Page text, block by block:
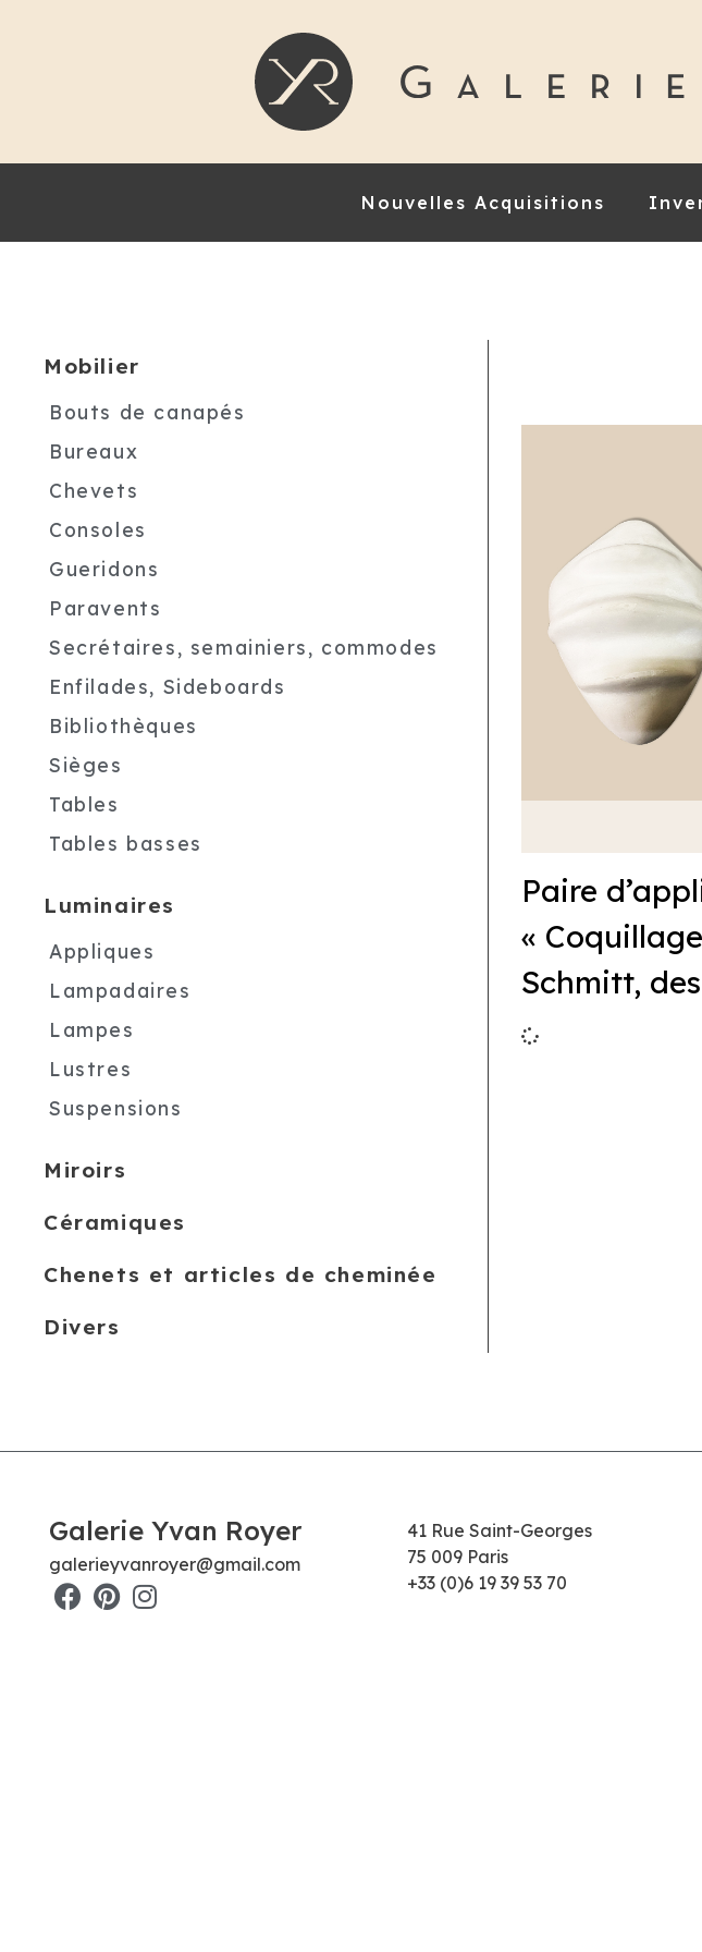
Nouvelles Acquisitions
Mobilier
Bouts de canapés
Bureaux
Chevets
Consoles
Gueridons
Paravents
Secrétaires, semainiers, commodes
Enfilades, Sideboards
Bibliothèques
Sièges
Tables
Tables basses
Luminaires
Appliques
Lampadaires
Lampes
Lustres
Suspensions
Miroirs
Céramiques
Chenets et articles de cheminée
Divers
Paire
«
Schmitt,
Galerie Yvan Royer
galerieyvanroyer@gmail.com
41 Rue Saint-Georges
75 009 Paris
+33 (0)6 19 39 53 70